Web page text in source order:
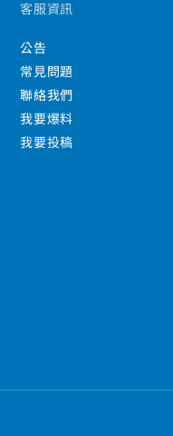
客服資訊
公告
常見問題
聯絡我們
我要爆料
我要投稿